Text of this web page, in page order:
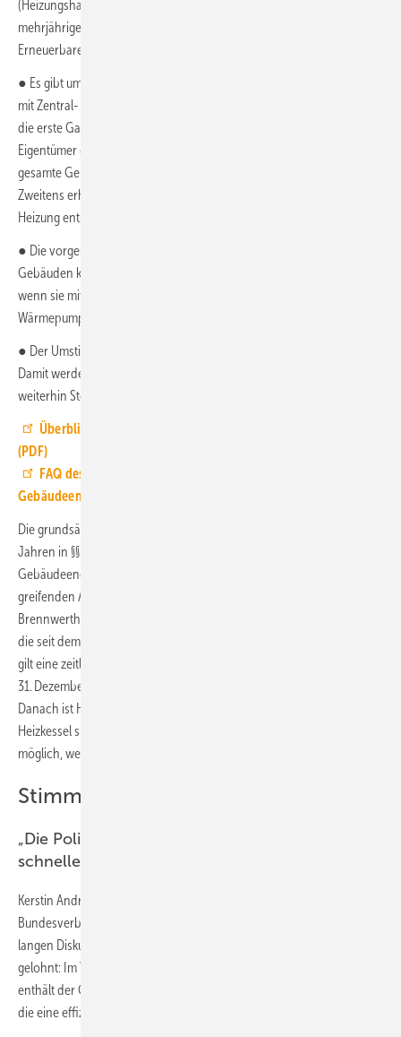
(Heizungshavarie), gibt es pragmatische Übergangslösungen und
mehrjährige Übergangsfristen, sodass der Umstieg auf eine
Erneuerbaren-Heizung nicht ad hoc erfolgen muss.
● Es gibt umfassende Übergangsregelungen für Gebäude, die sowohl
mit Zentral- als auch mit Gasetagenheizungen versorgt werden. Fällt
die erste Gasetagenheizung in dem Gebäude aus, haben die
Eigentümer erstens drei Jahre Zeit, um zu entscheiden, wie für das
gesamte Gebäude auf Erneuerbare Heizungen umgestellt wird.
Zweitens erhalten sie, wenn sie sich für eine Zentralisierung der
Heizung entschieden haben, weitere zehn Jahre Zeit zur Umsetzung.
● Die vorgesehene Regelung ist technologieoffen. In bestehenden
Gebäuden können auch weiterhin Gas-Heizungen eingebaut werden,
wenn sie mit 65 % grünen Gasen oder in Kombination mit einer
Wärmepumpe betrieben werden.
● Der Umstieg soll durch gezielte Förderung unterstützt werden.
Damit werden auch soziale Härten abgefedert. Zudem gibt es
weiterhin Steuermäßigungen.
Überblick über die Novelle des Gebäudeenergiegesetzes
(PDF)
FAQ des BMWK: Erneuerbares Heizen –
Gebäudeenergiegesetz (GEG)
Die grundsätzlichen Austauschpflicht ineffizienter Kessel nach 30
Jahren in §§ 72, 73 des heute bereits geltenden
Gebäudeenergiegesetzes bleibt bestehen, genau wie die bereits heute
greifenden Ausnahmen für Niedertemperatur- und
Brennwertheizkessel und Ausnahmen für selbstnutzende Eigentümer,
die seit dem Stichtag 1. Februar 2002 in ihrem Eigentum wohnen. Es
gilt eine zeitliche Obergrenze. Heizkessel dürfen nur bis zum
31. Dezember 2044 mit fossilen Brennstoffen betrieben werden.
Danach ist Heizen mit fossilem Erdgas nicht mehr zulässig. Gas-
Heizkessel sind damit nach dem 31. Dezember 2044 nur noch dann
möglich, wenn sie zu 100 % mit „grünen Gasen“ betrieben werden.
Stimmen aus der Branche
„Die Politik muss nun alle Hemmnisse für einen
schnellen Wasserstoffhochlauf abräumen“
Kerstin Andreae, Vorsitzende der Hauptgeschäftsführung des
Bundesverbands der Energie- und Wasserwirtschaft
langen Diskussionen um das Gebäudeenergiegesetz haben sich
gelohnt: Im Vergleich zu der ersten bekannt gewordenen Version
enthält der Gesetzentwurf nun einige entscheidende Verbesserung,
die eine effiziente und praktikable Wärmewende ermöglichen.